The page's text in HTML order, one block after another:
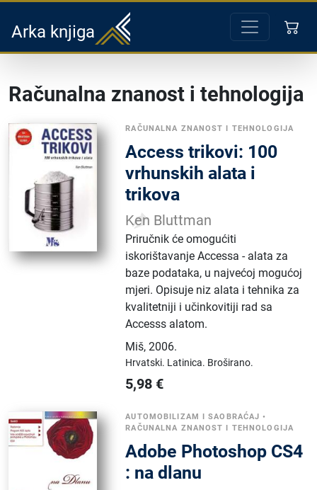
Arka knjiga
Računalna znanost i tehnologija
RAČUNALNA ZNANOST I TEHNOLOGIJA
Access trikovi: 100
vrhunskih alata i
trikova
Ken Bluttman
Priručnik će omogućiti
iskorištavanje Accessa - alata za
baze podataka, u najvećoj mogućoj
mjeri. Opisuje niz alata i tehnika za
kvalitetniji i učinkovitiji rad sa
Accesss alatom.
Miš,2006.
Hrvatski. Latinica. Broširano.
5,98 €
AUTOMOBILIZAM I SAOBRAĆAJ •
RAČUNALNA ZNANOST I TEHNOLOGIJA
Adobe Photoshop CS4
: na dlanu